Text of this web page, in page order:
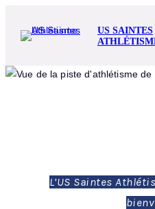
US SAINTES
L’US Saintes